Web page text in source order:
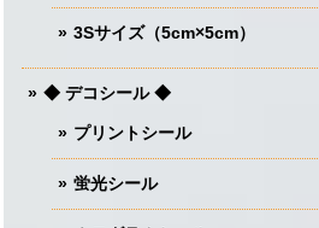
3Sサイズ（5cm×5cm）
◆ デコシール ◆
プリントシール
蛍光シール